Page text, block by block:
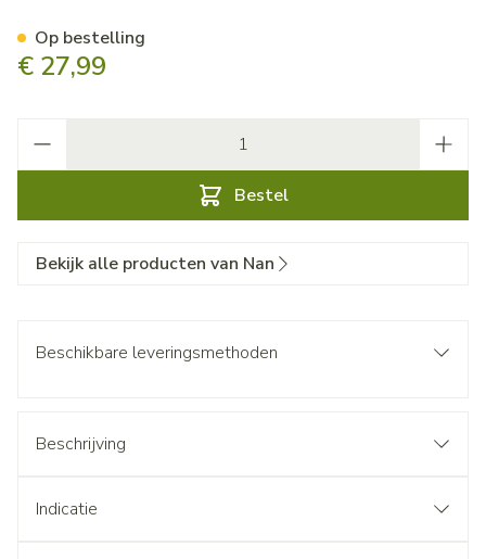
€ 27,99
Bestel
Op bestelling
Bekijk alle producten van Nan
Beschikbare leveringsmethoden
Beschrijving
Indicatie